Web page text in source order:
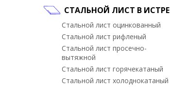
СТАЛЬНОЙ ЛИСТ В ИСТРЕ
Стальной лист оцинкованный
Стальной лист рифленый
Стальной лист просечно-
вытяжной
Стальной лист горячекатаный
Стальной лист холоднокатаный